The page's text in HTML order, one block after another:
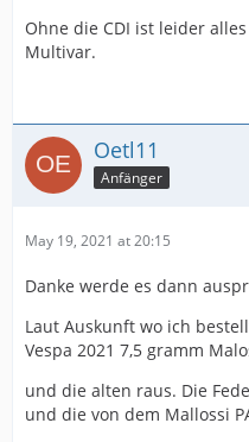
Ohne die CDI ist leider
Multivar.
Oetl11
Anfänger
May 19, 2021 at 20:15
Danke werde es dann
Laut Auskunft wo ich
Vespa 2021 7,5 gramm
und die alten raus. Die
und die von dem Mallossi